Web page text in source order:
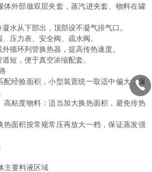
体外部做双层夹套，蒸汽进夹套、物料在罐
水从下部出，顶部设不凝气排气口。
压力表、安全阀、疏水阀。
循环列管换热器，提高传热速度。
短，便于真空浓缩配套。
配经验面积，小型装置统一取适中偏大，保
高粘度物料：适当加大换热面积，避免传热
热面积按常规常压再放大一档，保证蒸发强
主要料液区域